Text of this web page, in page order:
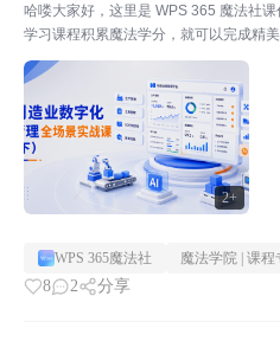
2+
哈喽大家好，这里是 WPS 365 魔法社
学习课程积累魔法学分，就可以完成精
点击此处，立即完成本期任务本期课程
（下）通过本课程的学习，你将成为
WPS 365魔法社 魔法学院 | 课程
8 2 分享